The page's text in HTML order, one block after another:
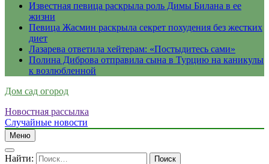
Известная певица раскрыла роль Димы Билана в ее
жизни
Певица Жасмин раскрыла секрет похудения без жестких
диет
Лазарева ответила хейтерам: «Постыдитесь сами»
Полина Диброва отправила сына в Турцию на каникулы
к возлюбленной
Дом сад огород
Новостная рассылка
Случайные новости
Меню
Найти: